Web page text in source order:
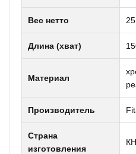
Вес нетто 25
Длина (хват)
Материал
Производитель
Страна
изготовления